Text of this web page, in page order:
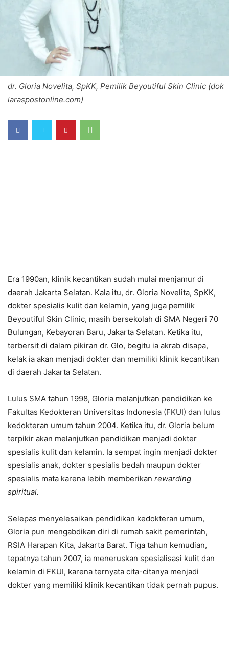
dr. Gloria Novelita, SpKK, Pemilik Beyoutiful Skin Clinic (dok
laraspostonline.com)
Era 1990an, klinik kecantikan sudah mulai menjamur di
daerah Jakarta Selatan. Kala itu, dr. Gloria Novelita, SpKK,
dokter spesialis kulit dan kelamin, yang juga pemilik
Beyoutiful Skin Clinic, masih bersekolah di SMA Negeri 70
Bulungan, Kebayoran Baru, Jakarta Selatan. Ketika itu,
terbersit di dalam pikiran dr. Glo, begitu ia akrab disapa,
kelak ia akan menjadi dokter dan memiliki klinik kecantikan
di daerah Jakarta Selatan.
Lulus SMA tahun 1998, Gloria melanjutkan pendidikan ke
Fakultas Kedokteran Universitas Indonesia (FKUI) dan lulus
kedokteran umum tahun 2004. Ketika itu, dr. Gloria belum
terpikir akan melanjutkan pendidikan menjadi dokter
spesialis kulit dan kelamin. Ia sempat ingin menjadi dokter
spesialis anak, dokter spesialis bedah maupun dokter
spesialis mata karena lebih memberikan rewarding
spiritual.
Selepas menyelesaikan pendidikan kedokteran umum,
Gloria pun mengabdikan diri di rumah sakit pemerintah,
RSIA Harapan Kita, Jakarta Barat. Tiga tahun kemudian,
tepatnya tahun 2007, ia meneruskan spesialisasi kulit dan
kelamin di FKUI, karena ternyata cita-citanya menjadi
dokter yang memiliki klinik kecantikan tidak pernah pupus.